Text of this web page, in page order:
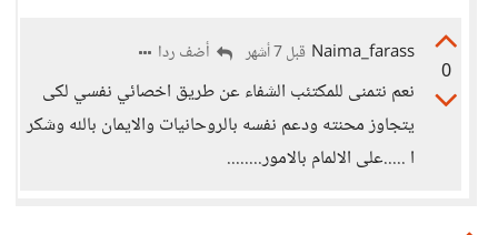
0
Naima_farass قبل 7 أشهر أضف ردا
نعم نتمنى للمكتئب الشفاء عن طريق اخصائي نفسي لكى
يتجاوز محنته ودعم نفسه بالروحانيات والايمان بالله وشكر
ا .....على الالمام بالامور........